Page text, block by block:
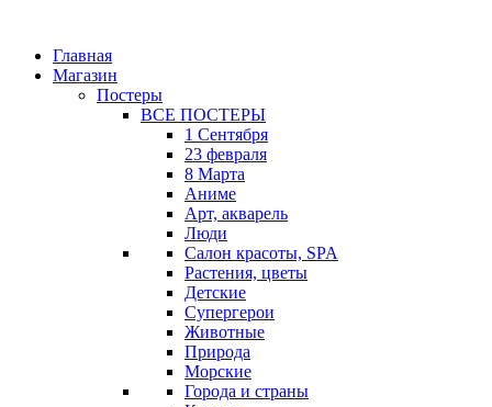
Главная
Магазин
Постеры
ВСЕ ПОСТЕРЫ
1 Сентября
23 февраля
8 Марта
Аниме
Арт, акварель
Люди
Салон красоты, SPA
Растения, цветы
Детские
Супергерои
Животные
Природа
Морские
Города и страны